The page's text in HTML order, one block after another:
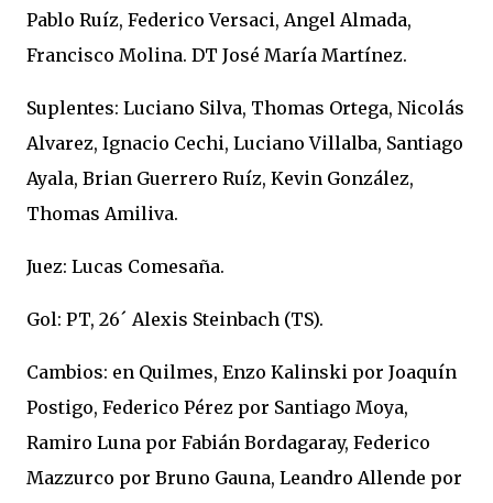
Pablo Ruíz, Federico Versaci, Angel Almada,
Francisco Molina. DT José María Martínez.
Suplentes: Luciano Silva, Thomas Ortega, Nicolás
Alvarez, Ignacio Cechi, Luciano Villalba, Santiago
Ayala, Brian Guerrero Ruíz, Kevin González,
Thomas Amiliva.
Juez: Lucas Comesaña.
Gol: PT, 26´ Alexis Steinbach (TS).
Cambios: en Quilmes, Enzo Kalinski por Joaquín
Postigo, Federico Pérez por Santiago Moya,
Ramiro Luna por Fabián Bordagaray, Federico
Mazzurco por Bruno Gauna, Leandro Allende por